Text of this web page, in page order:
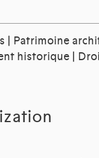
| Patrimoine
historique |